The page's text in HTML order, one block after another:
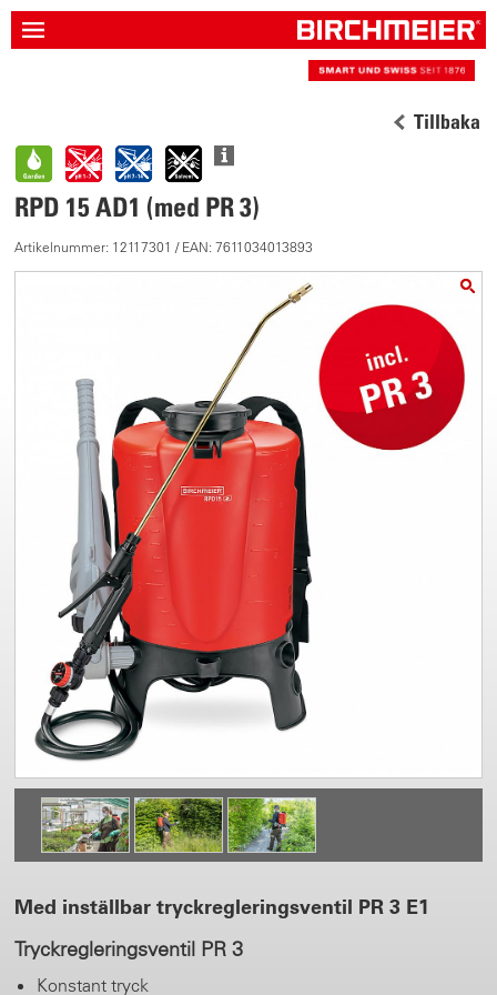
Tillbaka
RPD 15 AD1 (med PR 3)
Artikelnummer: 12117301 / EAN: 7611034013893
Med inställbar tryckregleringsventil PR 3 E1
Tryckregleringsventil PR 3
Konstant tryck